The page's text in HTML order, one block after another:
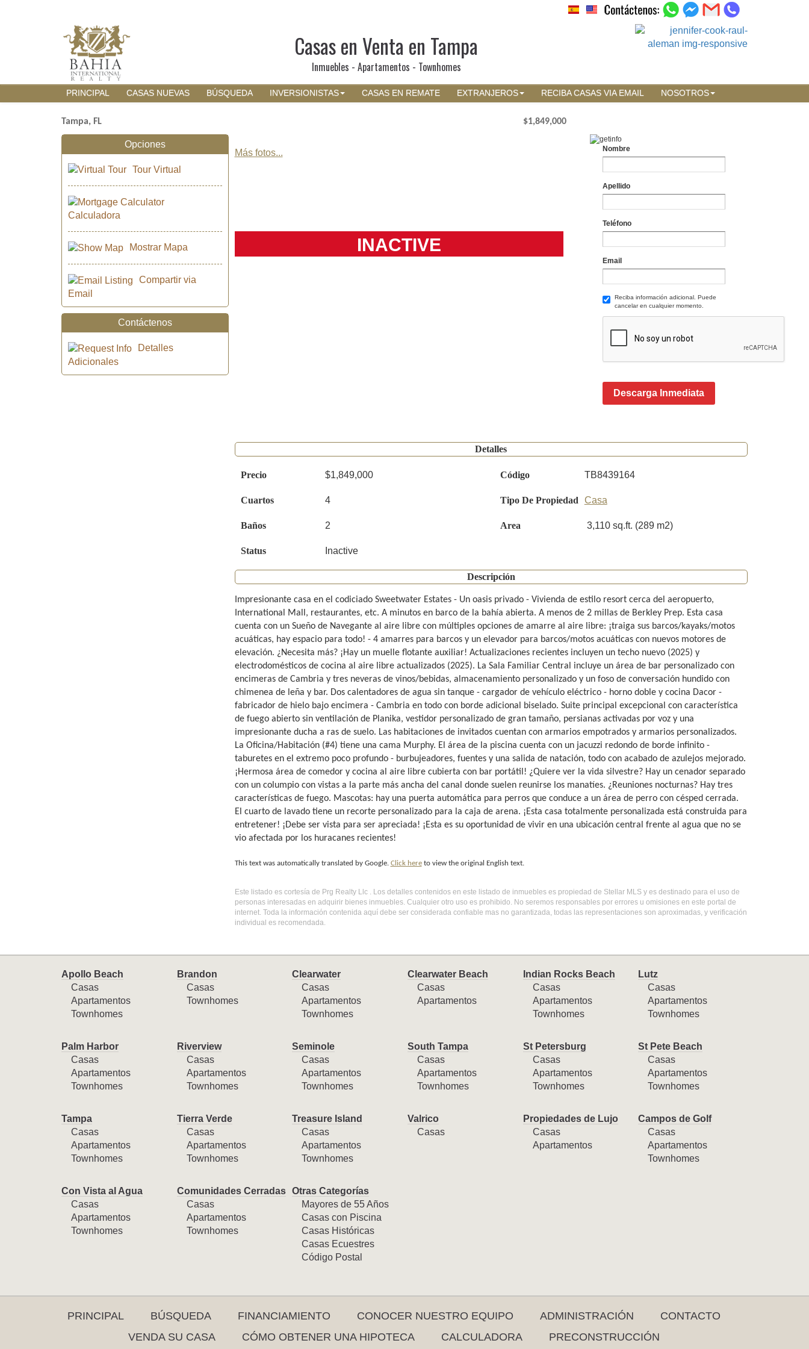
Casas en Venta en Tampa
Inmuebles - Apartamentos - Townhomes
PRINCIPAL CASAS NUEVAS BÚSQUEDA INVERSIONISTAS CASAS EN REMATE EXTRANJEROS RECIBA CASAS VIA EMAIL NOSOTROS
Tampa, FL $1,849,000
INACTIVE
Más fotos... Nombre
Apellido
Teléfono
Email
Reciba información adicional. Puede
cancelar en cualquier momento.
Descarga Inmediata
Detalles
Precio $1,849,000 Código TB8439164
Cuartos 4 Tipo De Propiedad Casa
Baños 2 Area 3,110 sq.ft. (289 m2)
Status Inactive
Descripción
Impresionante casa en el codiciado Sweetwater Estates - Un oasis privado - Vivienda de estilo resort cerca del aeropuerto,
International Mall, restaurantes, etc. A minutos en barco de la bahía abierta. A menos de 2 millas de Berkley Prep. Esta casa
cuenta con un Sueño de Navegante al aire libre con múltiples opciones de amarre al aire libre: ¡traiga sus barcos/kayaks/motos
acuáticas, hay espacio para todo! - 4 amarres para barcos y un elevador para barcos/motos acuáticas con nuevos motores de
elevación. ¿Necesita más? ¡Hay un muelle flotante auxiliar! Actualizaciones recientes incluyen un techo nuevo (2025) y
electrodomésticos de cocina al aire libre actualizados (2025). La Sala Familiar Central incluye un área de bar personalizado con
encimeras de Cambria y tres neveras de vinos/bebidas, almacenamiento personalizado y un foso de conversación hundido con
chimenea de leña y bar. Dos calentadores de agua sin tanque - cargador de vehículo eléctrico - horno doble y cocina Dacor -
fabricador de hielo bajo encimera - Cambria en todo con borde adicional biselado. Suite principal excepcional con característica
de fuego abierto sin ventilación de Planika, vestidor personalizado de gran tamaño, persianas activadas por voz y una
impresionante ducha a ras de suelo. Las habitaciones de invitados cuentan con armarios empotrados y armarios personalizados.
La Oficina/Habitación (#4) tiene una cama Murphy. El área de la piscina cuenta con un jacuzzi redondo de borde infinito -
taburetes en el extremo poco profundo - burbujeadores, fuentes y una salida de natación, todo con acabado de azulejos mejorado.
¡Hermosa área de comedor y cocina al aire libre cubierta con bar portátil! ¿Quiere ver la vida silvestre? Hay un cenador separado
con un columpio con vistas a la parte más ancha del canal donde suelen reunirse los manatíes. ¿Reuniones nocturnas? Hay tres
características de fuego. Mascotas: hay una puerta automática para perros que conduce a un área de perro con césped cerrada.
El cuarto de lavado tiene un recorte personalizado para la caja de arena. ¡Esta casa totalmente personalizada está construida para
entretener! ¡Debe ser vista para ser apreciada! ¡Esta es su oportunidad de vivir en una ubicación central frente al agua que no se
vio afectada por los huracanes recientes!
This text was automatically translated by Google. Click hereto view the original English text.
Este listado es cortesía de Prg Realty Llc . Los detalles contenidos en este listado de inmuebles es propiedad de Stellar MLS y es destinado para el uso de
personas interesadas en adquirir bienes inmuebles. Cualquier otro uso es prohibido. No seremos responsables por errores u omisiones en este portal de
internet. Toda la información contenida aquí debe ser considerada confiable mas no garantizada, todas las representaciones son aproximadas, y verificación
individual es recomendada.
Opciones
Tour Virtual
Calculadora
Mostrar Mapa
Compartir via
Email
Contáctenos
Detalles
Adicionales
Apollo Beach
Casas
Apartamentos
Townhomes
Brandon
Casas
Townhomes
Clearwater
Casas
Apartamentos
Townhomes
Clearwater Beach
Casas
Apartamentos
Indian Rocks Beach
Casas
Apartamentos
Townhomes
Lutz
Casas
Apartamentos
Townhomes
Palm Harbor
Casas
Apartamentos
Townhomes
Riverview
Casas
Apartamentos
Townhomes
Seminole
Casas
Apartamentos
Townhomes
South Tampa
Casas
Apartamentos
Townhomes
St Petersburg
Casas
Apartamentos
Townhomes
St Pete Beach
Casas
Apartamentos
Townhomes
Tampa
Casas
Apartamentos
Townhomes
Tierra Verde
Casas
Apartamentos
Townhomes
Treasure Island
Casas
Apartamentos
Townhomes
Valrico
Casas
Propiedades de Lujo
Casas
Apartamentos
Campos de Golf
Casas
Apartamentos
Townhomes
Con Vista al Agua
Casas
Apartamentos
Townhomes
Comunidades Cerradas
Casas
Apartamentos
Townhomes
Otras Categorías
Mayores de 55 Años
Casas con Piscina
Casas Históricas
Casas Ecuestres
Código Postal
PRINCIPAL BÚSQUEDA FINANCIAMIENTO CONOCER NUESTRO EQUIPO ADMINISTRACIÓN
CONTACTO
VENDA SU CASA
CÓMO OBTENER UNA HIPOTECA CALCULADORA PRECONSTRUCCIÓN